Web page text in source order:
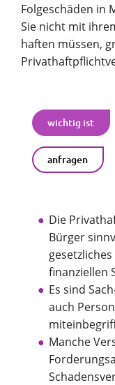
Folgeschäden in
Sie nicht mit
haften müssen,
wichtig ist
anfragen
Die
Bürger
finanziellen
Es sind
auch
Manche